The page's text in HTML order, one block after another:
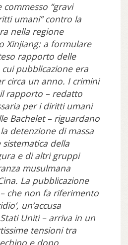
“gravi
umani” contro la
nella regione
Xinjiang: a formulare
rapporto delle
pubblicazione era
circa un anno. I crimini
rapporto – redatto
per i diritti umani
Bachelet – riguardano
detenzione di massa
della
e di altri gruppi
musulmana
La pubblicazione
che non fa riferimento
un’accusa
Uniti – arriva in un
tensioni tra
e dopo